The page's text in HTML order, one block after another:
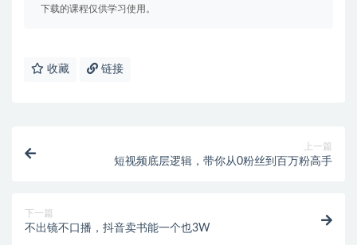
下载的课程仅供学习使用。
收藏 链接
上一篇
短视频底层逻辑，带你从0粉丝到百万粉高手
下一篇
不出镜不口播，抖音卖书能一个也3W